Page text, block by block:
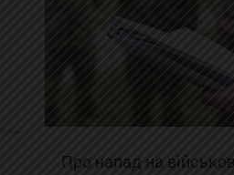
Про напад на